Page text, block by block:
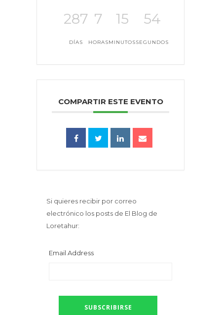
287
DÍAS
7
HORAS
15
MINUTOS
54
SEGUNDOS
COMPARTIR ESTE EVENTO
Si quieres recibir por correo
electrónico los posts de El Blog de
Loretahur:
Email Address